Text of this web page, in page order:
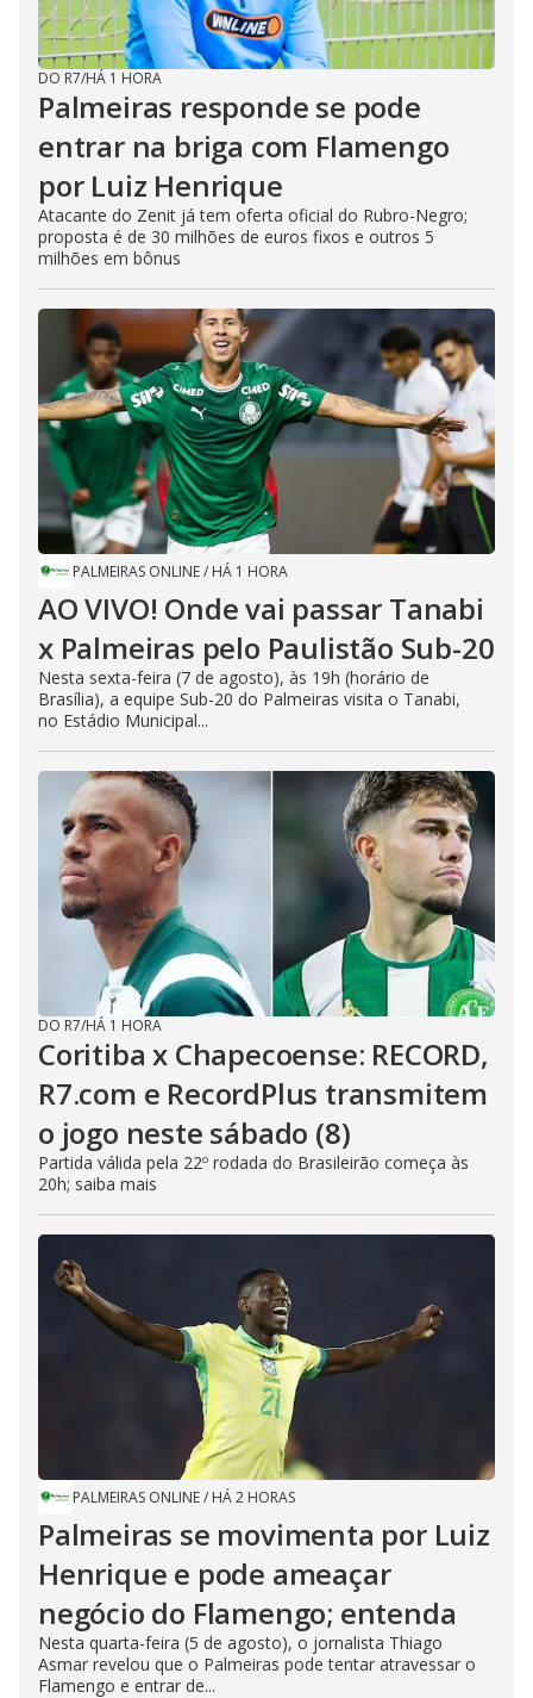
DO R7/HÁ 1 HORA
Palmeiras responde se pode
entrar na briga com Flamengo
por Luiz Henrique
Atacante do Zenit já tem oferta oficial do Rubro-Negro;
proposta é de 30 milhões de euros fixos e outros 5
milhões em bônus
PALMEIRAS ONLINE/ HÁ 1 HORA
AO VIVO! Onde vai passar Tanabi
x Palmeiras pelo Paulistão Sub-20
Nesta sexta-feira (7 de agosto), às 19h (horário de
Brasília), a equipe Sub-20 do Palmeiras visita o Tanabi,
no Estádio Municipal...
DO R7/HÁ 1 HORA
Coritiba x Chapecoense: RECORD,
R7.com e RecordPlus transmitem
o jogo neste sábado (8)
Partida válida pela 22º rodada do Brasileirão começa às
20h; saiba mais
PALMEIRAS ONLINE/ HÁ 2 HORAS
Palmeiras se movimenta por Luiz
Henrique e pode ameaçar
negócio do Flamengo; entenda
Nesta quarta-feira (5 de agosto), o jornalista Thiago
Asmar revelou que o Palmeiras pode tentar atravessar o
Flamengo e entrar de...